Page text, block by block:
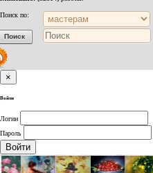
Поиск по:
×
Войти
Логин
Пароль
Войти